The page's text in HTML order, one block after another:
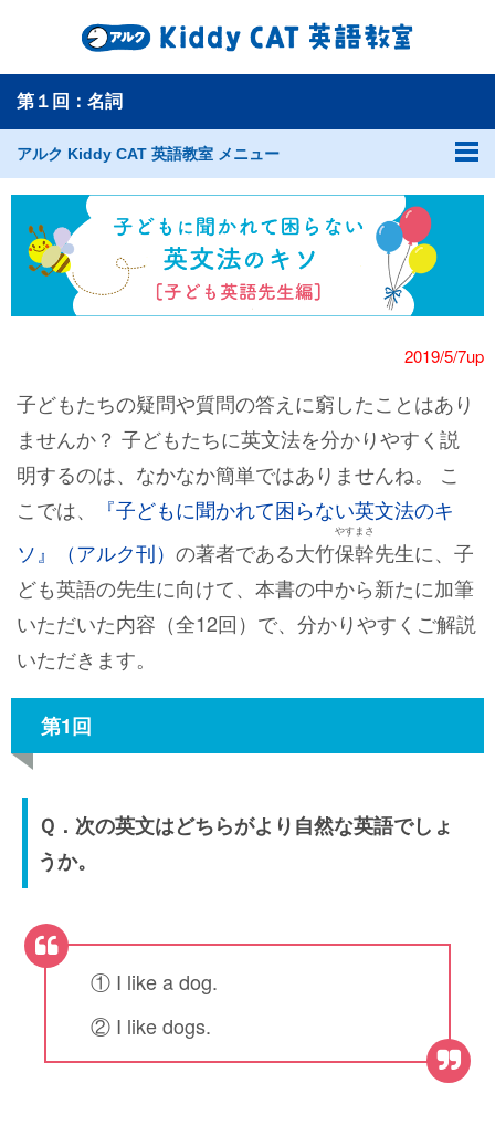
第１回：名詞
アルク Kiddy CAT 英語教室 メニュー
2019/5/7up
子どもたちの疑問や質問の答えに窮したことはあり
ませんか？ 子どもたちに英文法を分かりやすく説
明するのは、なかなか簡単ではありませんね。 こ
こでは、
『子どもに聞かれて困らない英文法のキ
ソ』（アルク刊） の著者である大竹保
やす
幹
まさ
先生に、子
ども英語の先生に向けて、本書の中から新たに加筆
いただいた内容（全12回）で、分かりやすくご解説
いただきます。
第1回
Ｑ．次の英文はどちらがより自然な英語でしょ
うか。
① I like a dog.
② I like dogs.